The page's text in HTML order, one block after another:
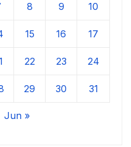
8 9 10
15 16 17
22 23 24
29 30 31
Jun »